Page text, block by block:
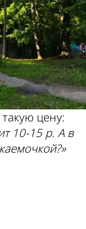
цену:
10-15 р. А в